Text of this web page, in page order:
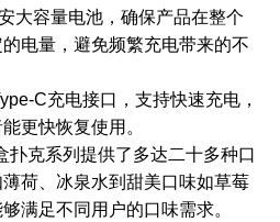
大容量电池，确保产品在整个
电量，避免频繁充电带来的不
C充电接口，支持快速充电，
更快恢复使用。
扑克系列提供了多达二十多种口
荷、冰泉水到甜美口味如草莓
满足不同用户的口味需求。